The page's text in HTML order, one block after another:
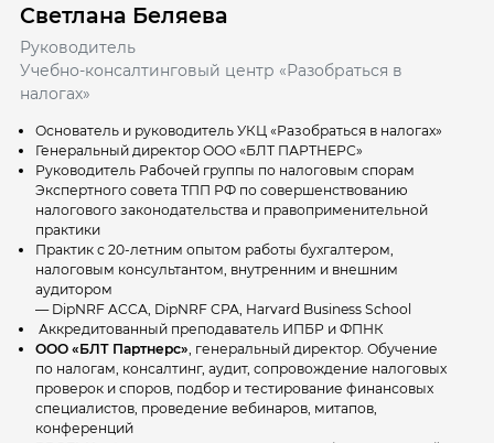
Светлана Беляева
Руководитель
Учебно-консалтинговый центр «Разобраться в
налогах»
Основатель и руководитель УКЦ «Разобраться в налогах»
Генеральный директор ООО «БЛТ ПАРТНЕРС»
Руководитель Рабочей группы по налоговым спорам
Экспертного совета ТПП РФ по совершенствованию
налогового законодательства и правоприменительной
практики
Практик с 20-летним опытом работы бухгалтером,
налоговым консультантом, внутренним и внешним
аудитором
— DipNRF ACCA, DipNRF CPA, Harvard Business School
Аккредитованный преподаватель ИПБР и ФПНК
ООО «БЛТ Партнерс» , генеральный директор. Обучение
по налогам, консалтинг, аудит, сопровождение налоговых
проверок и споров, подбор и тестирование финансовых
специалистов, проведение вебинаров, митапов,
конференций